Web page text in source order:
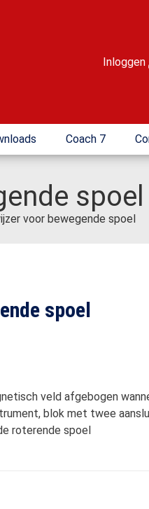
Inloggen
Coach 7
spoel
voor bewegende spoel
spoel
veld afgebogen
blok met twee
roterende spoel